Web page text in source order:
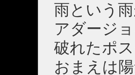
雨という
アダージ
破れたポ
おまえは